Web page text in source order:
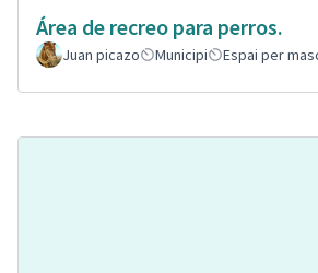
Área de recreo para perros.
Juan picazo
Municipi Espai per